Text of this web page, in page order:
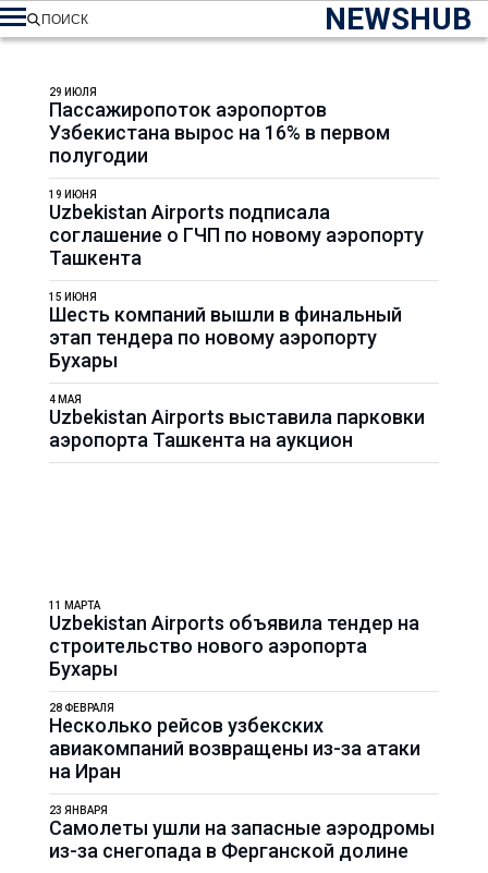
NEWSHUB
ПОИСК
Пассажиропоток аэропортов
Узбекистана вырос на 16% в первом
полугодии
29 ИЮЛЯ
Uzbekistan Airports подписала
соглашение о ГЧП по новому аэропорту
Ташкента
19 ИЮНЯ
Шесть компаний вышли в финальный
этап тендера по новому аэропорту
Бухары
15 ИЮНЯ
Uzbekistan Airports выставила парковки
аэропорта Ташкента на аукцион
4 МАЯ
Uzbekistan Airports объявила тендер на
строительство нового аэропорта
Бухары
11 МАРТА
Несколько рейсов узбекских
авиакомпаний возвращены из-за атаки
на Иран
28 ФЕВРАЛЯ
Самолеты ушли на запасные аэродромы
из-за снегопада в Ферганской долине
23 ЯНВАРЯ